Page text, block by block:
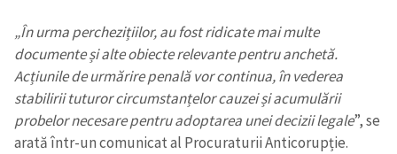
„În urma perchezițiilor, au fost ridicate mai multe
documente și alte obiecte relevante pentru anchetă.
Acțiunile de urmărire penală vor continua, în vederea
stabilirii tuturor circumstanțelor cauzei și acumulării
probelor necesare pentru adoptarea unei decizii legale”, se
arată într-un comunicat al Procuraturii Anticorupție.